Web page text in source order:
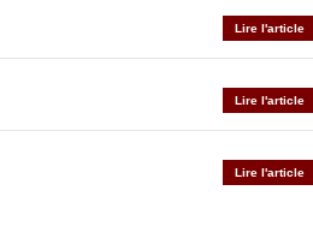
Lire l'article
Lire l'article
Lire l'article